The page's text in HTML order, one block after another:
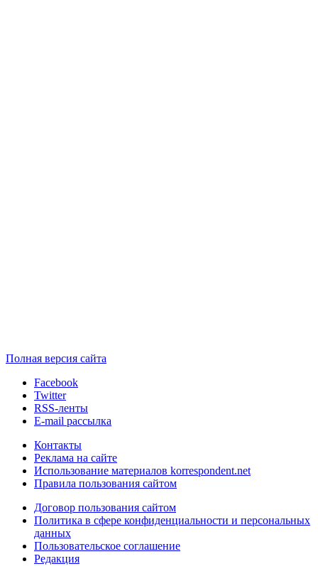
Полная версия сайта
Facebook
Twitter
RSS-ленты
E-mail рассылка
Контакты
Реклама на сайте
Использование материалов korrespondent.net
Правила пользования сайтом
Договор пользования сайтом
Политика в сфере конфиденциальности и персональных
данных
Пользовательское соглашение
Редакция